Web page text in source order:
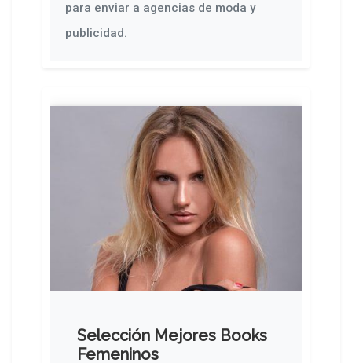
para enviar a agencias de moda y
publicidad.
Selección Mejores Books
Femeninos